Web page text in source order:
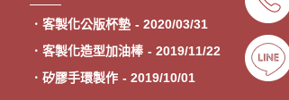
《公版免模費》
．客製化公版杯墊 - 2020/03/31
．客製化造型加油棒 - 2019/11/22
．矽膠手環製作 - 2019/10/01